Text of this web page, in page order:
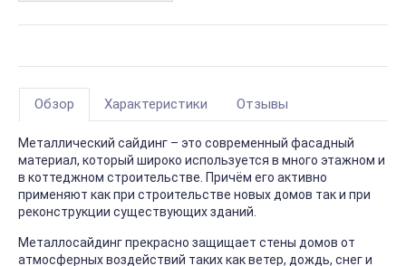
Обзор Характеристики Отзывы
Металлический сайдинг – это современный фасадный
материал, который широко используется в много этажном и
в коттеджном строительстве. Причём его активно
применяют как при строительстве новых домов так и при
реконструкции существующих зданий.
Металлосайдинг прекрасно защищает стены домов от
атмосферных воздействий таких как ветер, дождь, снег и